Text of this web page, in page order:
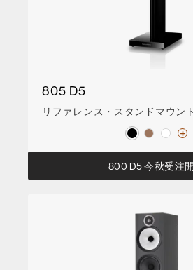
805 D5
リファレンス・スタンドマウン
800 D5 今秋受注